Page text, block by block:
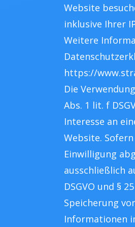
Website
inklusive Ihrer
Weitere
https://
Die
Abs. 1 lit. f
Interesse an
Website.
Einwilligung
ausschließlich
DSGVO und §
Speicherung
Informationen